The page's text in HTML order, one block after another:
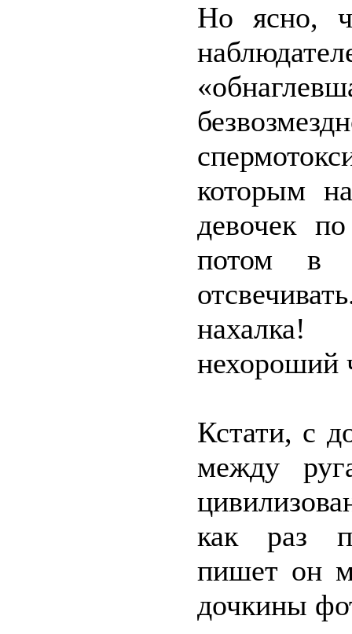
Но ясно,
которым
девочек
потом в
нехороший
Кстати, с
между
как раз
пишет он
дочкины